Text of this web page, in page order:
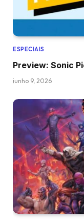
ESPECIAIS
Preview: Sonic
junho 9, 2026